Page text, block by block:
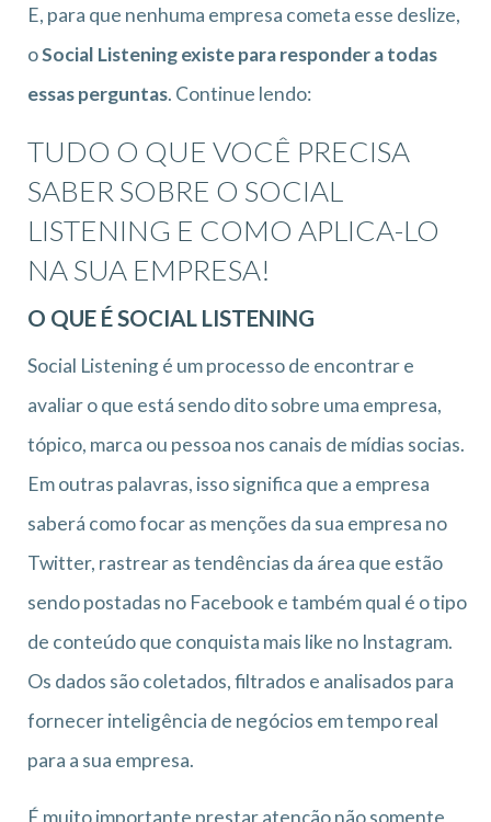
E, para que nenhuma empresa cometa esse deslize,
oSocial Listening existe para responder a todas
essas perguntas. Continue lendo:
TUDO O QUE VOCÊ PRECISA
SABER SOBRE O SOCIAL
LISTENING E COMO APLICA-LO
NA SUA EMPRESA!
O QUE É SOCIAL LISTENING
Social Listening é um processo de encontrar e
avaliar o que está sendo dito sobre uma empresa,
tópico, marca ou pessoa nos canais de mídias socias.
Em outras palavras, isso significa que a empresa
saberá como focar as menções da sua empresa no
Twitter, rastrear as tendências da área que estão
sendo postadas no Facebook e também qual é o tipo
de conteúdo que conquista mais like no Instagram.
Os dados são coletados, filtrados e analisados para
fornecer inteligência de negócios em tempo real
para a sua empresa.
É muito importante prestar atenção não somente